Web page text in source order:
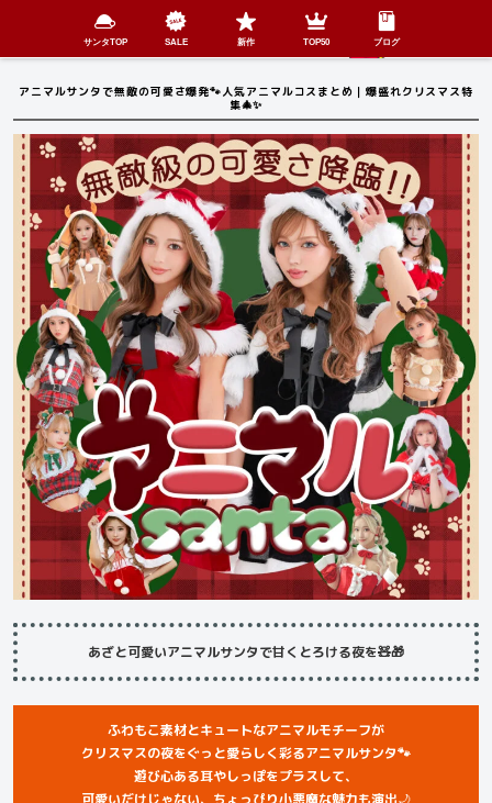
サンタTOP SALE 新作 TOP50 ブログ
アニマルサンタで無敵の可愛さ爆発🐾人気アニマルコスまとめ｜爆盛れクリスマス特
集🎄✨
あざと可愛いアニマルサンタで甘くとろける夜を🧸🎁
ふわもこ素材とキュートなアニマルモチーフが
クリスマスの夜をぐっと愛らしく彩るアニマルサンタ🐾
遊び心ある耳やしっぽをプラスして、
可愛いだけじゃない、ちょっぴり小悪魔な魅力も演出🌙